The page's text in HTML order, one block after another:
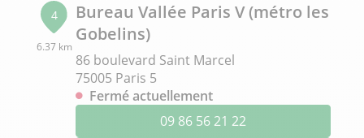
4
6.37 km
Bureau Vallée Paris V (métro les
Gobelins)
86 boulevard Saint Marcel
75005 Paris 5
Fermé actuellement
09 86 56 21 22